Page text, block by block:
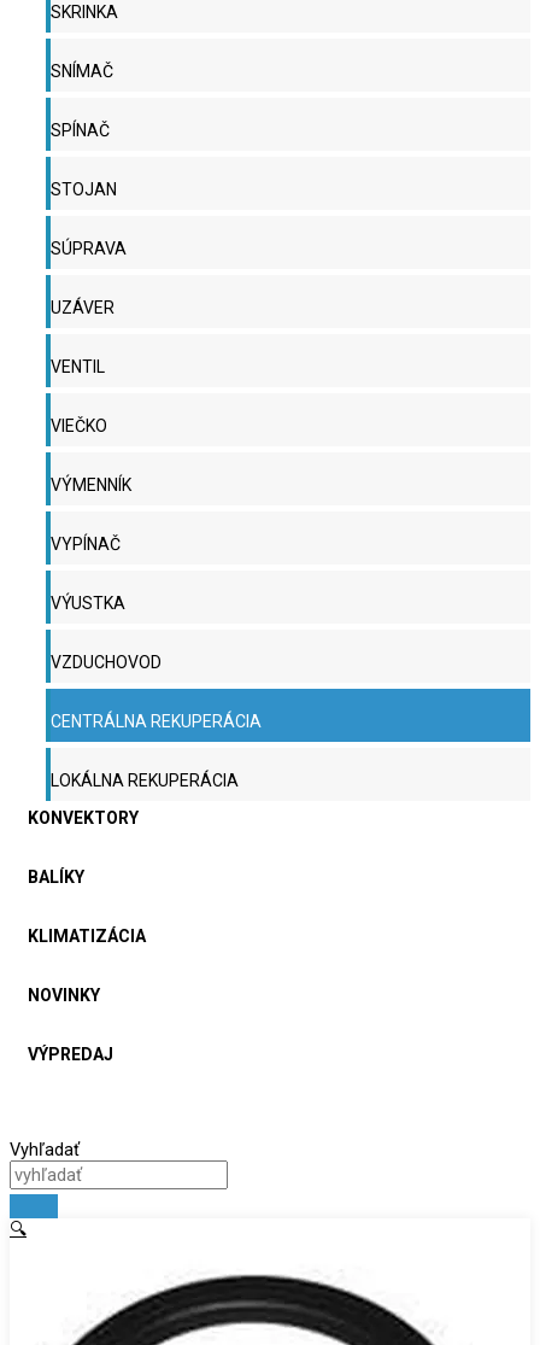
SKRINKA
SNÍMAČ
SPÍNAČ
STOJAN
SÚPRAVA
UZÁVER
VENTIL
VIEČKO
VÝMENNÍK
VYPÍNAČ
VÝUSTKA
VZDUCHOVOD
CENTRÁLNA REKUPERÁCIA
LOKÁLNA REKUPERÁCIA
KONVEKTORY
BALÍKY
KLIMATIZÁCIA
NOVINKY
VÝPREDAJ
Vyhľadať
🔍